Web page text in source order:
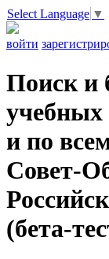
Select Language ▼
войти
Поиск и
учебных
и по
Совет-
(бета-